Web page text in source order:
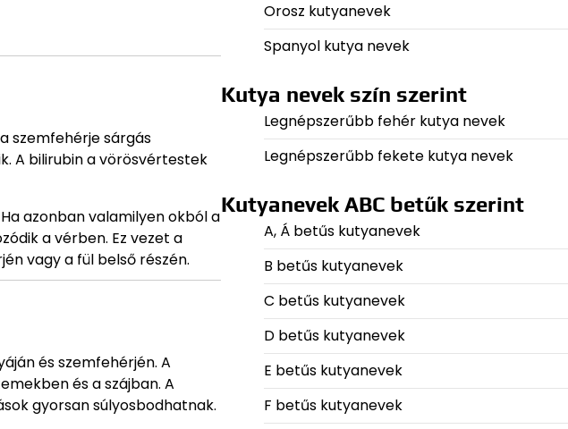
szemfehérje sárgás
A bilirubin a vörösvértestek
azonban valamilyen okból a
a vérben. Ez vezet a
vagy a fül belső részén.
és szemfehérjén. A
és a szájban. A
gyorsan súlyosbodhatnak.
Orosz kutyanevek
Spanyol kutya nevek
Kutya nevek szín szerint
Legnépszerűbb fehér kutya nevek
Legnépszerűbb fekete kutya nevek
Kutyanevek ABC betűk szerint
A, Á betűs kutyanevek
B betűs kutyanevek
C betűs kutyanevek
D betűs kutyanevek
E betűs kutyanevek
F betűs kutyanevek